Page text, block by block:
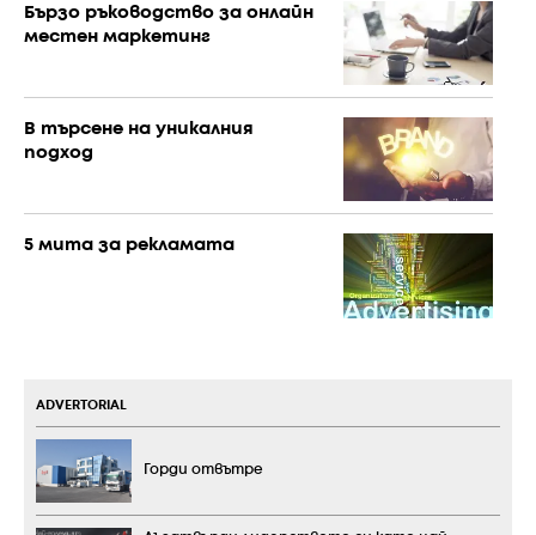
Бързо ръководство за онлайн
местен маркетинг
В търсене на уникалния
подход
5 мита за рекламата
ADVERTORIAL
Горди отвътре